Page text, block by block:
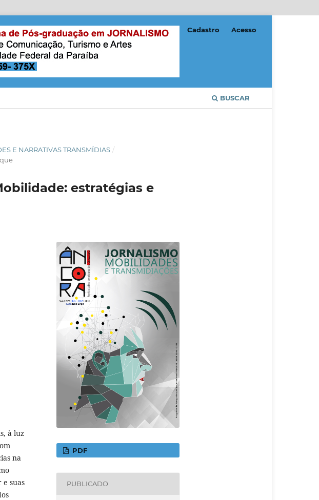
BUSCAR
Cadastro Acesso
E NARRATIVAS TRANSMÍDIAS /
estratégias e
à luz
na
e suas
PDF
PUBLICADO